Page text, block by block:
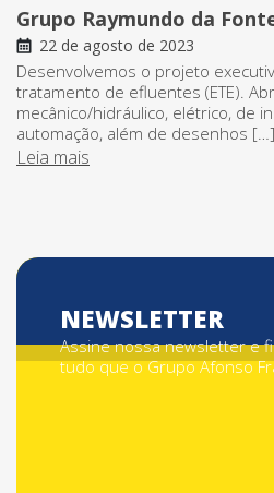
Grupo Raymundo da
22 de agosto de 2023
Desenvolvemos o projeto
tratamento de efluentes (ETE).
mecânico/hidráulico, elétrico, de
automação, além de desenhos […]
Leia mais
NEWSLETTER
Assine nossa newsletter e
tudo que o Grupo Afonso